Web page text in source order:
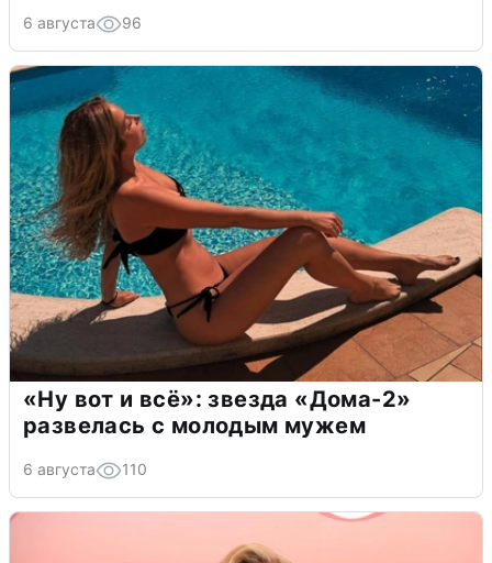
6 августа 96
«Ну вот и всё»: звезда «Дома-2»
развелась с молодым мужем
6 августа 110